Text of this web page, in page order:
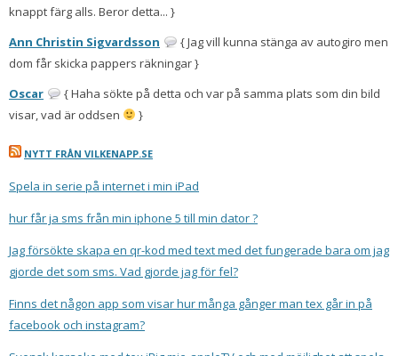
knappt färg alls. Beror detta... }
Ann Christin Sigvardsson
{ Jag vill kunna stänga av autogiro men
dom får skicka pappers räkningar }
Oscar
{ Haha sökte på detta och var på samma plats som din bild
visar, vad är oddsen
}
NYTT FRÅN VILKENAPP.SE
Spela in serie på internet i min iPad
hur får ja sms från min iphone 5 till min dator ?
Jag försökte skapa en qr-kod med text med det fungerade bara om jag
gjorde det som sms. Vad gjorde jag för fel?
Finns det någon app som visar hur många gånger man tex går in på
facebook och instagram?